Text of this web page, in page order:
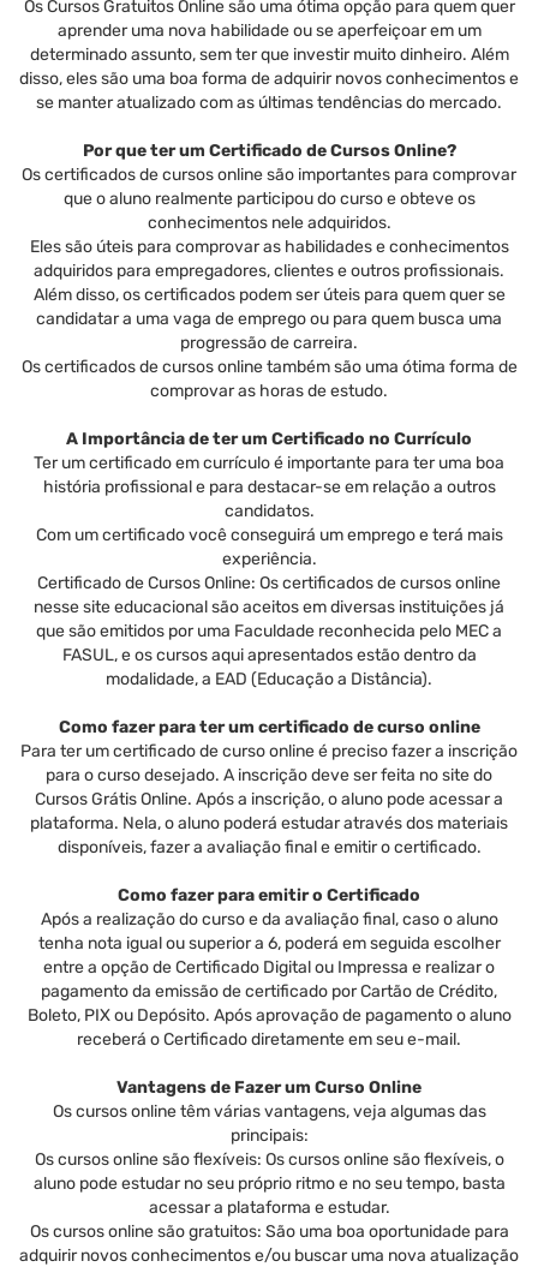
Os Cursos Gratuitos Online são uma ótima opção para quem quer
aprender uma nova habilidade ou se aperfeiçoar em um
determinado assunto, sem ter que investir muito dinheiro. Além
disso, eles são uma boa forma de adquirir novos conhecimentos e
se manter atualizado com as últimas tendências do mercado.
Por que ter um Certificado de Cursos Online?
Os certificados de cursos online são importantes para comprovar
que o aluno realmente participou do curso e obteve os
conhecimentos nele adquiridos.
Eles são úteis para comprovar as habilidades e conhecimentos
adquiridos para empregadores, clientes e outros profissionais.
Além disso, os certificados podem ser úteis para quem quer se
candidatar a uma vaga de emprego ou para quem busca uma
progressão de carreira.
Os certificados de cursos online também são uma ótima forma de
comprovar as horas de estudo.
A Importância de ter um Certificado no Currículo
Ter um certificado em currículo é importante para ter uma boa
história profissional e para destacar-se em relação a outros
candidatos.
Com um certificado você conseguirá um emprego e terá mais
experiência.
Certificado de Cursos Online: Os certificados de cursos online
nesse site educacional são aceitos em diversas instituições já
que são emitidos por uma Faculdade reconhecida pelo MEC a
FASUL, e os cursos aqui apresentados estão dentro da
modalidade, a EAD (Educação a Distância).
Como fazer para ter um certificado de curso online
Para ter um certificado de curso online é preciso fazer a inscrição
para o curso desejado. A inscrição deve ser feita no site do
Cursos Grátis Online. Após a inscrição, o aluno pode acessar a
plataforma. Nela, o aluno poderá estudar através dos materiais
disponíveis, fazer a avaliação final e emitir o certificado.
Como fazer para emitir o Certificado
Após a realização do curso e da avaliação final, caso o aluno
tenha nota igual ou superior a 6, poderá em seguida escolher
entre a opção de Certificado Digital ou Impressa e realizar o
pagamento da emissão de certificado por Cartão de Crédito,
Boleto, PIX ou Depósito. Após aprovação de pagamento o aluno
receberá o Certificado diretamente em seu e-mail.
Vantagens de Fazer um Curso Online
Os cursos online têm várias vantagens, veja algumas das
principais:
Os cursos online são flexíveis: Os cursos online são flexíveis, o
aluno pode estudar no seu próprio ritmo e no seu tempo, basta
acessar a plataforma e estudar.
Os cursos online são gratuitos: São uma boa oportunidade para
adquirir novos conhecimentos e/ou buscar uma nova atualização